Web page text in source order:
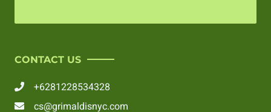
CONTACT US
+6281228534328
cs@grimaldisnyc.com